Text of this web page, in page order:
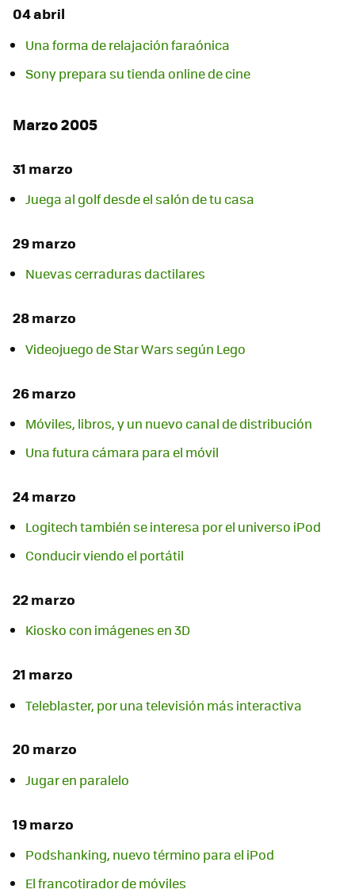
04 abril
Una forma de relajación faraónica
Sony prepara su tienda online de cine
Marzo 2005
31 marzo
Juega al golf desde el salón de tu casa
29 marzo
Nuevas cerraduras dactilares
28 marzo
Videojuego de Star Wars según Lego
26 marzo
Móviles, libros, y un nuevo canal de distribución
Una futura cámara para el móvil
24 marzo
Logitech también se interesa por el universo iPod
Conducir viendo el portátil
22 marzo
Kiosko con imágenes en 3D
21 marzo
Teleblaster, por una televisión más interactiva
20 marzo
Jugar en paralelo
19 marzo
Podshanking, nuevo término para el iPod
El francotirador de móviles